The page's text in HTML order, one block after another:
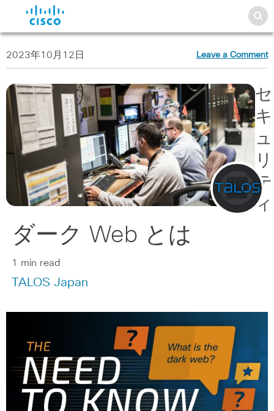
2023年10月12日 Leave a Comment
セ
キ
ュ
リ
テ
ィ
ダーク Web とは
1 min read
TALOS Japan